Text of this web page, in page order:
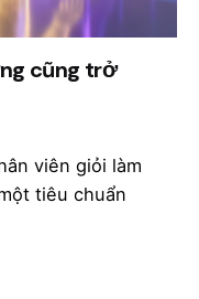
cũng trở
viên giỏi làm
tiêu chuẩn